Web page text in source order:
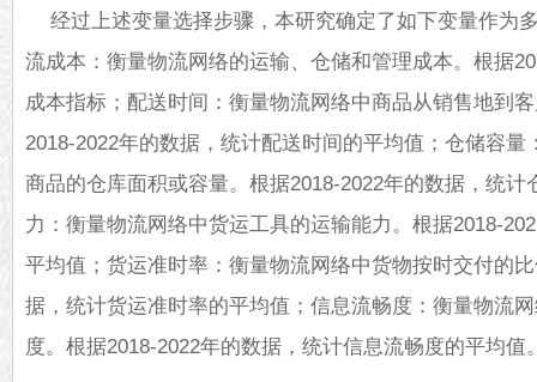
经过上述变量选择步骤，本研究确定了如下变量作为
流成本：衡量物流网络的运输、仓储和管理成本。根据
成本指标；配送时间：衡量物流网络中商品从销售地到
2018-2022年的数据，统计配送时间的平均值；仓储容
商品的仓库面积或容量。根据2018-2022年的数据，统
力：衡量物流网络中货运工具的运输能力。根据2018-
平均值；货运准时率：衡量物流网络中货物按时交付的
据，统计货运准时率的平均值；信息流畅度：衡量物流
度。根据2018-2022年的数据，统计信息流畅度的平均值